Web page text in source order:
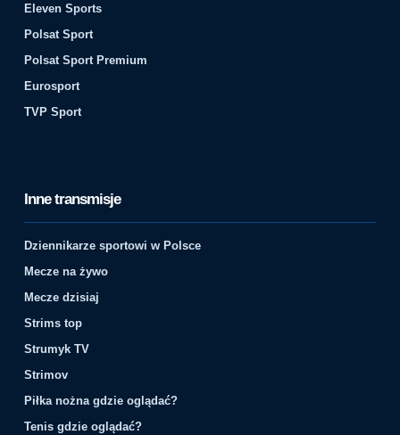
Eleven Sports
Polsat Sport
Polsat Sport Premium
Eurosport
TVP Sport
Inne transmisje
Dziennikarze sportowi w Polsce
Mecze na żywo
Mecze dzisiaj
Strims top
Strumyk TV
Strimov
Piłka nożna gdzie oglądać?
Tenis gdzie oglądać?